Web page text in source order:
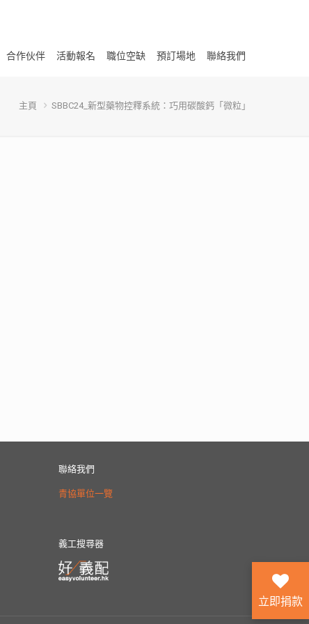
合作伙伴 活動報名 職位空缺 預訂場地 聯絡我們
主頁 SBBC24_新型藥物控釋系統：巧用碳酸鈣「微粒」
聯絡我們
青協單位一覽
義工搜尋器
立即捐款